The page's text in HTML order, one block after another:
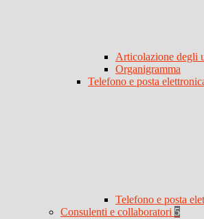
Articolazione degli
Organigramma
Telefono e posta
Telefono e posta
Consulenti e collaboratori 5